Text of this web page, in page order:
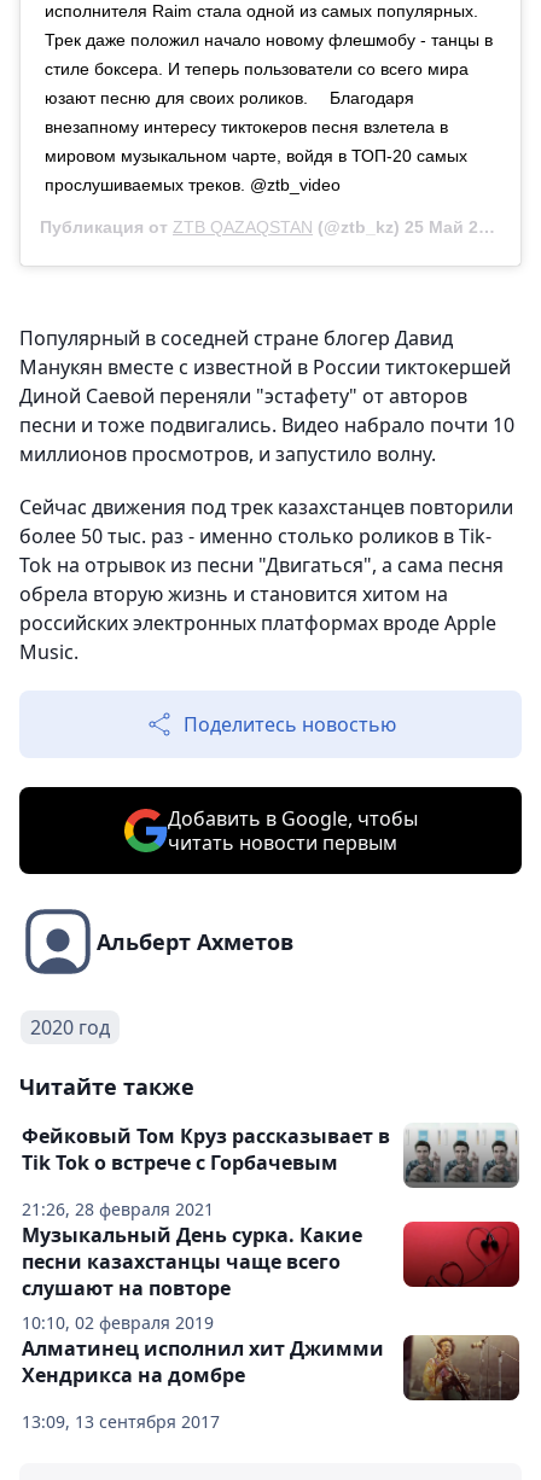
исполнителя Raim стала одной из самых популярных.
Трек даже положил начало новому флешмобу - танцы в
стиле боксера. И теперь пользователи со всего мира
юзают песню для своих роликов. ⠀ Благодаря
внезапному интересу тиктокеров песня взлетела в
мировом музыкальном чарте, войдя в ТОП-20 самых
прослушиваемых треков. @ztb_video
Публикация от ZTB QAZAQSTAN (@ztb_kz) 25 Май 2020 в 9:28 PDT
Популярный в соседней стране блогер Давид
Манукян вместе с известной в России тиктокершей
Диной Саевой переняли "эстафету" от авторов
песни и тоже подвигались. Видео набрало почти 10
миллионов просмотров, и запустило волну.
Сейчас движения под трек казахстанцев повторили
более 50 тыс. раз - именно столько роликов в Tik-
Tok на отрывок из песни "Двигаться", а сама песня
обрела вторую жизнь и становится хитом на
российских электронных платформах вроде Apple
Music.
Поделитесь новостью
Добавить в Google, чтобы
читать новости первым
Альберт Ахметов
2020 год
Читайте также
21:26, 28 февраля 2021
Фейковый Том Круз рассказывает в
Tik Tok о встрече с Горбачевым
10:10, 02 февраля 2019
Музыкальный День сурка. Какие
песни казахстанцы чаще всего
слушают на повторе
13:09, 13 сентября 2017
Алматинец исполнил хит Джимми
Хендрикса на домбре